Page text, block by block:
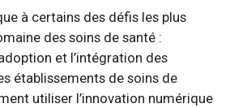
à certains des défis les plus
des soins de santé :
et l’intégration des
établissements de soins de
utiliser l’innovation numérique